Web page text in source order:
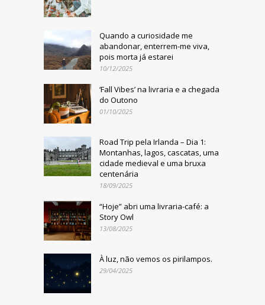
Quando a curiosidade me
abandonar, enterrem-me viva,
pois morta já estarei
10/12/2025
‘Fall Vibes’ na livraria e a chegada
do Outono
01/10/2025
Road Trip pela Irlanda – Dia 1:
Montanhas, lagos, cascatas, uma
cidade medieval e uma bruxa
centenária
18/09/2025
“Hoje” abri uma livraria-café: a
Story Owl
13/08/2025
À luz, não vemos os pirilampos.
29/04/2025